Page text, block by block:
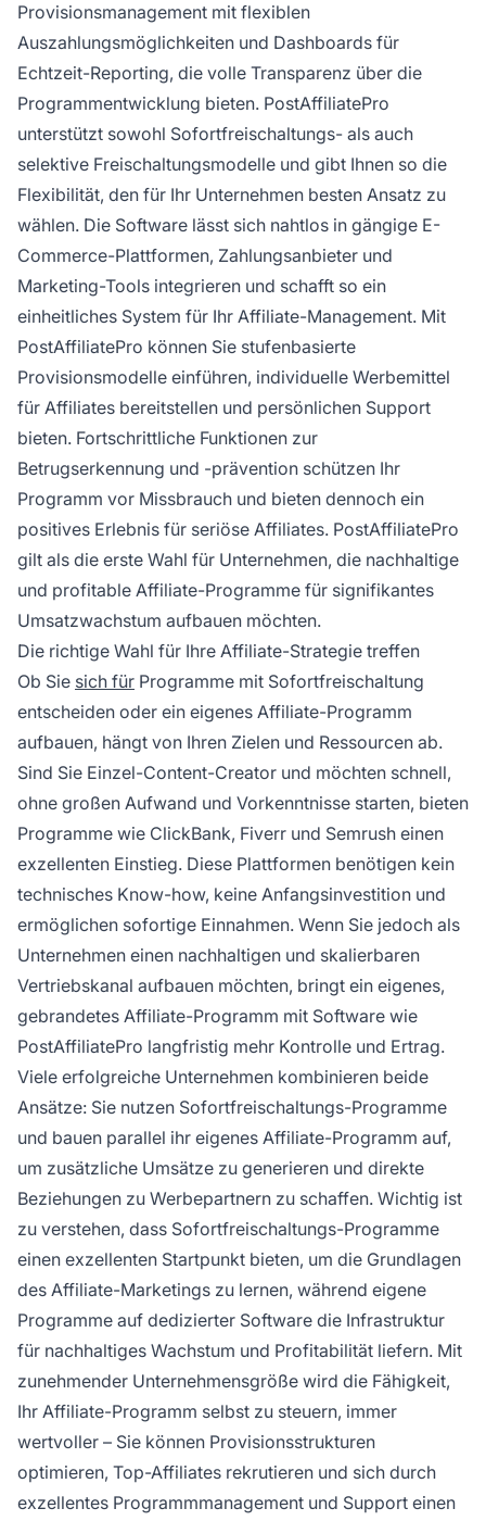
Provisionsmanagement mit flexiblen
Auszahlungsmöglichkeiten und Dashboards für
Echtzeit-Reporting, die volle Transparenz über die
Programmentwicklung bieten. PostAffiliatePro
unterstützt sowohl Sofortfreischaltungs- als auch
selektive Freischaltungsmodelle und gibt Ihnen so die
Flexibilität, den für Ihr Unternehmen besten Ansatz zu
wählen. Die Software lässt sich nahtlos in gängige E-
Commerce-Plattformen, Zahlungsanbieter und
Marketing-Tools integrieren und schafft so ein
einheitliches System für Ihr Affiliate-Management. Mit
PostAffiliatePro können Sie stufenbasierte
Provisionsmodelle einführen, individuelle Werbemittel
für Affiliates bereitstellen und persönlichen Support
bieten. Fortschrittliche Funktionen zur
Betrugserkennung und -prävention schützen Ihr
Programm vor Missbrauch und bieten dennoch ein
positives Erlebnis für seriöse Affiliates. PostAffiliatePro
gilt als die erste Wahl für Unternehmen, die nachhaltige
und profitable Affiliate-Programme für signifikantes
Umsatzwachstum aufbauen möchten.
Die richtige Wahl für Ihre Affiliate-Strategie treffen
Ob Sie sich für Programme mit Sofortfreischaltung
entscheiden oder ein eigenes Affiliate-Programm
aufbauen, hängt von Ihren Zielen und Ressourcen ab.
Sind Sie Einzel-Content-Creator und möchten schnell,
ohne großen Aufwand und Vorkenntnisse starten, bieten
Programme wie ClickBank, Fiverr und Semrush einen
exzellenten Einstieg. Diese Plattformen benötigen kein
technisches Know-how, keine Anfangsinvestition und
ermöglichen sofortige Einnahmen. Wenn Sie jedoch als
Unternehmen einen nachhaltigen und skalierbaren
Vertriebskanal aufbauen möchten, bringt ein eigenes,
gebrandetes Affiliate-Programm mit Software wie
PostAffiliatePro langfristig mehr Kontrolle und Ertrag.
Viele erfolgreiche Unternehmen kombinieren beide
Ansätze: Sie nutzen Sofortfreischaltungs-Programme
und bauen parallel ihr eigenes Affiliate-Programm auf,
um zusätzliche Umsätze zu generieren und direkte
Beziehungen zu Werbepartnern zu schaffen. Wichtig ist
zu verstehen, dass Sofortfreischaltungs-Programme
einen exzellenten Startpunkt bieten, um die Grundlagen
des Affiliate-Marketings zu lernen, während eigene
Programme auf dedizierter Software die Infrastruktur
für nachhaltiges Wachstum und Profitabilität liefern. Mit
zunehmender Unternehmensgröße wird die Fähigkeit,
Ihr Affiliate-Programm selbst zu steuern, immer
wertvoller – Sie können Provisionsstrukturen
optimieren, Top-Affiliates rekrutieren und sich durch
exzellentes Programmmanagement und Support einen